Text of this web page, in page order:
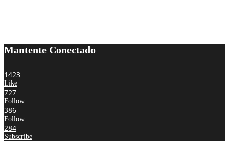
Mantente Conectado
1423
Like
727
Follow
386
Follow
284
Subscribe